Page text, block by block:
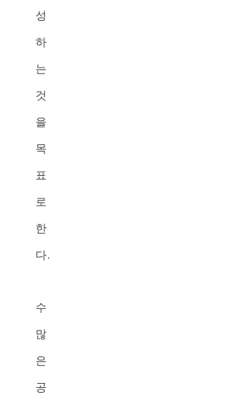
성
하
는
것
을
목
표
로
한
다.
수
많
은
공